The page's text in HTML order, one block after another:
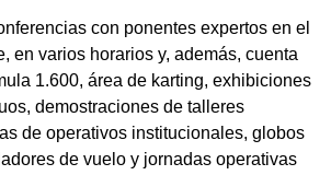
con ponentes expertos en el
en varios horarios y, además, cuenta
1.600, área de karting, exhibiciones
demostraciones de talleres
de operativos institucionales, globos
de vuelo y jornadas operativas